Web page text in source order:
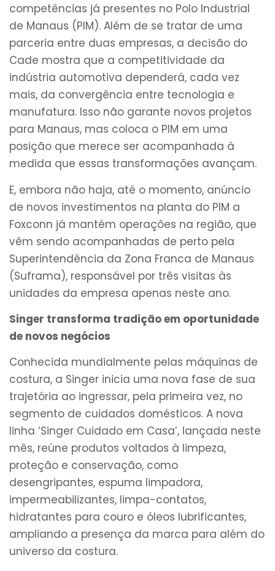
competências já presentes no Polo Industrial
de Manaus (PIM). Além de se tratar de uma
parceria entre duas empresas, a decisão do
Cade mostra que a competitividade da
indústria automotiva dependerá, cada vez
mais, da convergência entre tecnologia e
manufatura. Isso não garante novos projetos
para Manaus, mas coloca o PIM em uma
posição que merece ser acompanhada à
medida que essas transformações avançam.
E, embora não haja, até o momento, anúncio
de novos investimentos na planta do PIM a
Foxconn já mantém operações na região, que
vêm sendo acompanhadas de perto pela
Superintendência da Zona Franca de Manaus
(Suframa), responsável por três visitas às
unidades da empresa apenas neste ano.
Singer transforma tradição em oportunidade
de novos negócios
Conhecida mundialmente pelas máquinas de
costura, a Singer inicia uma nova fase de sua
trajetória ao ingressar, pela primeira vez, no
segmento de cuidados domésticos. A nova
linha ‘Singer Cuidado em Casa’, lançada neste
mês, reúne produtos voltados à limpeza,
proteção e conservação, como
desengripantes, espuma limpadora,
impermeabilizantes, limpa-contatos,
hidratantes para couro e óleos lubrificantes,
ampliando a presença da marca para além do
universo da costura.